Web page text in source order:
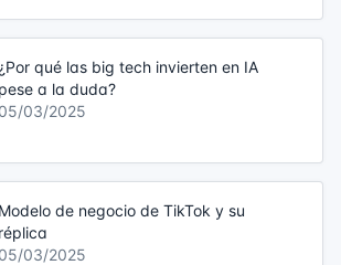
¿Por qué las big tech invierten en IA
pese a la duda?
05/03/2025
Modelo de negocio de TikTok y su
réplica
05/03/2025